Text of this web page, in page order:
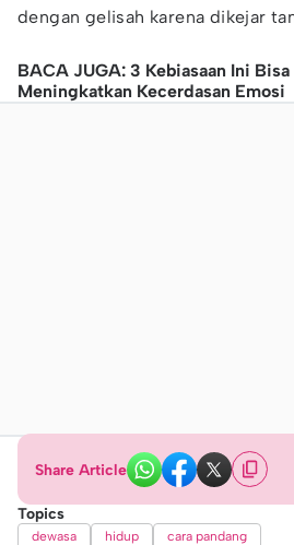
dengan gelisah karena dikejar
BACA JUGA: 3 Kebiasaan Ini
Meningkatkan Kecerdasan Emosi
Share Article
Topics
dewasa hidup cara pandang